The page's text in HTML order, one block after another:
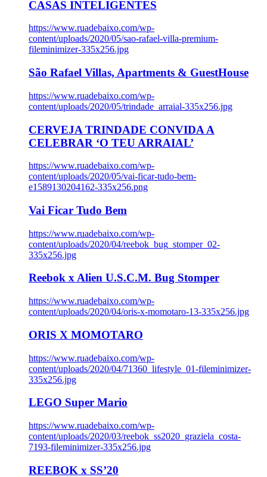
CASAS INTELIGENTES
https://www.ruadebaixo.com/wp-
content/uploads/2020/05/sao-rafael-villa-premium-
fileminimizer-335x256.jpg
São Rafael Villas, Apartments & GuestHouse
https://www.ruadebaixo.com/wp-
content/uploads/2020/05/trindade_arraial-335x256.jpg
CERVEJA TRINDADE CONVIDA A
CELEBRAR ‘O TEU ARRAIAL’
https://www.ruadebaixo.com/wp-
content/uploads/2020/05/vai-ficar-tudo-bem-
e1589130204162-335x256.png
Vai Ficar Tudo Bem
https://www.ruadebaixo.com/wp-
content/uploads/2020/04/reebok_bug_stomper_02-
335x256.jpg
Reebok x Alien U.S.C.M. Bug Stomper
https://www.ruadebaixo.com/wp-
content/uploads/2020/04/oris-x-momotaro-13-335x256.jpg
ORIS X MOMOTARO
https://www.ruadebaixo.com/wp-
content/uploads/2020/04/71360_lifestyle_01-fileminimizer-
335x256.jpg
LEGO Super Mario
https://www.ruadebaixo.com/wp-
content/uploads/2020/03/reebok_ss2020_graziela_costa-
7193-fileminimizer-335x256.jpg
REEBOK x SS’20